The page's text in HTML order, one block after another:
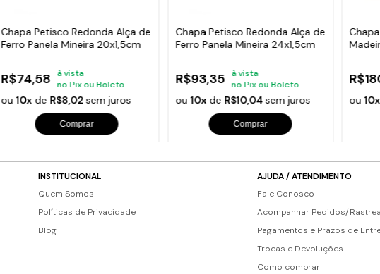
Chapa Petisco Redonda Alça de
Ferro Panela Mineira 20x1,5cm
R$74,58
à vista
no Pix ou Boleto
ou10x de R$8,02sem juros
Comprar
Chapa Petisco Redonda Alça de
Ferro Panela Mineira 24x1,5cm
R$93,35
à vista
no Pix ou Boleto
ou10x de R$10,04sem juros
Comprar
ou10x
INSTITUCIONAL
Quem Somos
Políticas de Privacidade
Blog
AJUDA / ATENDIMENTO
Fale Conosco
Acompanhar Pedidos/
Pagamentos e Prazos de
Trocas e Devoluções
Como comprar